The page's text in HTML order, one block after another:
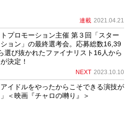
連載 2021.04.21
プロモーション主催 第３回「スター
ョン」の最終選考会。応募総数16,39
選び抜かれたファイナリスト16人から
決定！
NEXT 2023.10.10
イドルをやったからこそできる演技が
＜映画『チャロの囀り』＞